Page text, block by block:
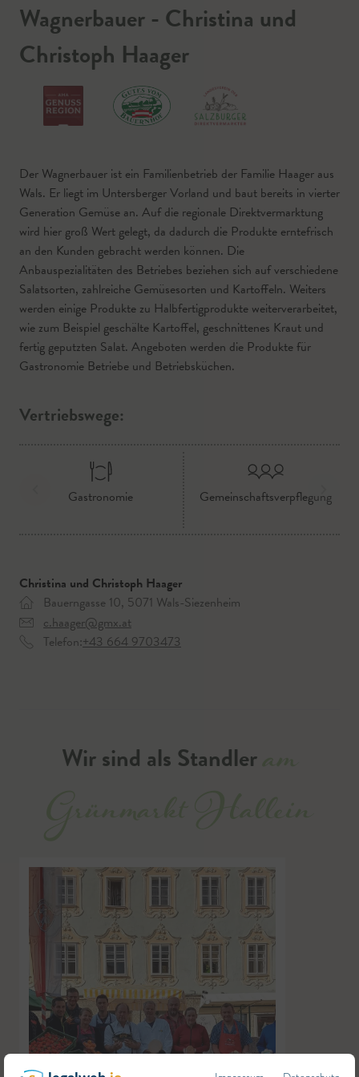
Wagnerbauer - Christina und
Christoph Haager
Der Wagnerbauer ist ein Familienbetrieb der Familie Haager aus
Wals. Er liegt im Untersberger Vorland und baut bereits in vierter
Generation Gemüse an. Auf die regionale Direktvermarktung
wird hier groß Wert gelegt, da dadurch die Produkte erntefrisch
an den Kunden gebracht werden können. Die
Anbauspezialitäten des Betriebes beziehen sich auf verschiedene
Salatsorten, zahlreiche Gemüsesorten und Kartoffeln. Weiters
werden einige Produkte zu Halbfertigprodukte weiterverarbeitet,
wie zum Beispiel geschälte Kartoffel, geschnittenes Kraut und
fertig geputzten Salat. Angeboten werden die Produkte für
Gastronomie Betriebe und Betriebsküchen.
Vertriebswege:
Gastronomie Gemeinschaftsverpflegung
Christina und Christoph Haager
Bauerngasse 10, 5071 Wals-Siezenheim
c.haager@gmx.at
Telefon:+43 664 9703473
Wir sind als Standler